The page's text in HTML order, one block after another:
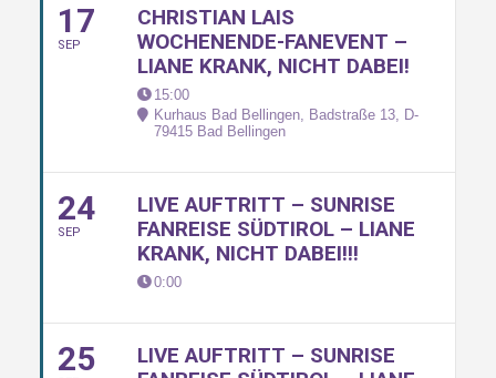
17
SEP
CHRISTIAN LAIS
WOCHENENDE-FANEVENT –
LIANE KRANK, NICHT DABEI!
15:00
Kurhaus Bad Bellingen, Badstraße 13, D-
79415 Bad Bellingen
24
SEP
LIVE AUFTRITT – SUNRISE
FANREISE SÜDTIROL – LIANE
KRANK, NICHT DABEI!!!
0:00
25
LIVE AUFTRITT – SUNRISE